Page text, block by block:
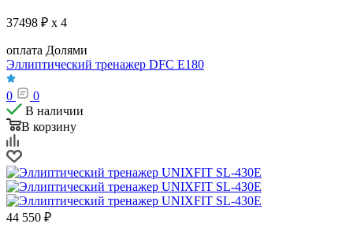
37498 ₽ x 4
оплата Долями
Эллиптический тренажер DFC E180
0
0
В наличии
В корзину
44 550 ₽